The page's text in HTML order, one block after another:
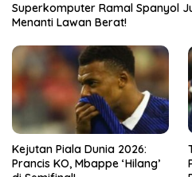
Superkomputer Ramal Spanyol
Menanti Lawan Berat!
Kejutan Piala Dunia 2026:
Prancis KO, Mbappe ‘Hilang’